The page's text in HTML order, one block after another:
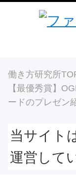
働き方研究所
【最優秀賞】
ードのプレゼン
当サイト
運営して